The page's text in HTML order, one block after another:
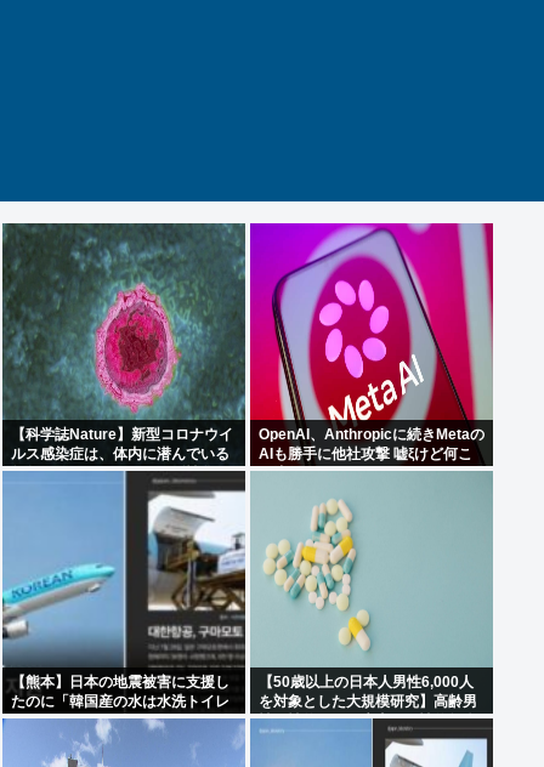
【科学誌Nature】新型コロナウイ
ルス感染症は、体内に潜んでいる
無数の休眠ウイルスを再活性化
し、人々に重篤な病気を引き起こ
OpenAI、Anthropicに続きMetaの
AIも勝手に他社攻撃 嘘ξけど何こ
れ流行ってんの？
【熊本】日本の地震被害に支援し
たのに「韓国産の水は水洗トイレ
に」
【50歳以上の日本人男性6,000人
を対象とした大規模研究】高齢男
性の性的な最優先事項は性的興奮